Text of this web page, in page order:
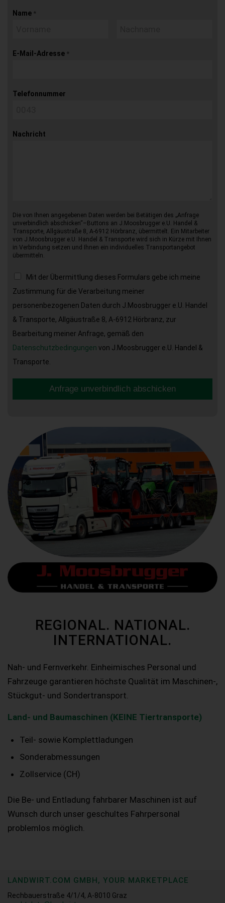
Name *
E-Mail-Adresse *
Telefonnummer
Nachricht
Die von Ihnen angegebenen Daten werden bei Betätigen des „Anfrage
unverbindlich abschicken“–Buttons an J.Moosbrugger e.U. Handel &
Transporte, Allgäustraße 8, A-6912 Hörbranz, übermittelt. Ein Mitarbeiter
von J.Moosbrugger e.U. Handel & Transporte wird sich in Kürze mit Ihnen
in Verbindung setzen und Ihnen ein individuelles Transportangebot
übermitteln.
Mit der Übermittlung dieses Formulars gebe ich meine
Zustimmung für die Verarbeitung meiner
personenbezogenen Daten durch J.Moosbrugger e.U. Handel
& Transporte, Allgäustraße 8, A-6912 Hörbranz, zur
Bearbeitung meiner Anfrage, gemäß den
Datenschutzbedingungen von J.Moosbrugger e.U. Handel &
Transporte.
Anfrage unverbindlich abschicken
REGIONAL. NATIONAL.
INTERNATIONAL.
Nah- und Fernverkehr. Einheimisches Personal und
Fahrzeuge garantieren höchste Qualität im Maschinen-,
Stückgut- und Sondertransport.
Land- und Baumaschinen (KEINE Tiertransporte)
Teil- sowie Komplettladungen
Sonderabmessungen
Zollservice (CH)
Die Be- und Entladung fahrbarer Maschinen ist auf
Wunsch durch unser geschultes Fahrpersonal
problemlos möglich.
LANDWIRT.COM GMBH, YOUR MARKETPLACE
Rechbauerstraße 4/1/4, A-8010 Graz